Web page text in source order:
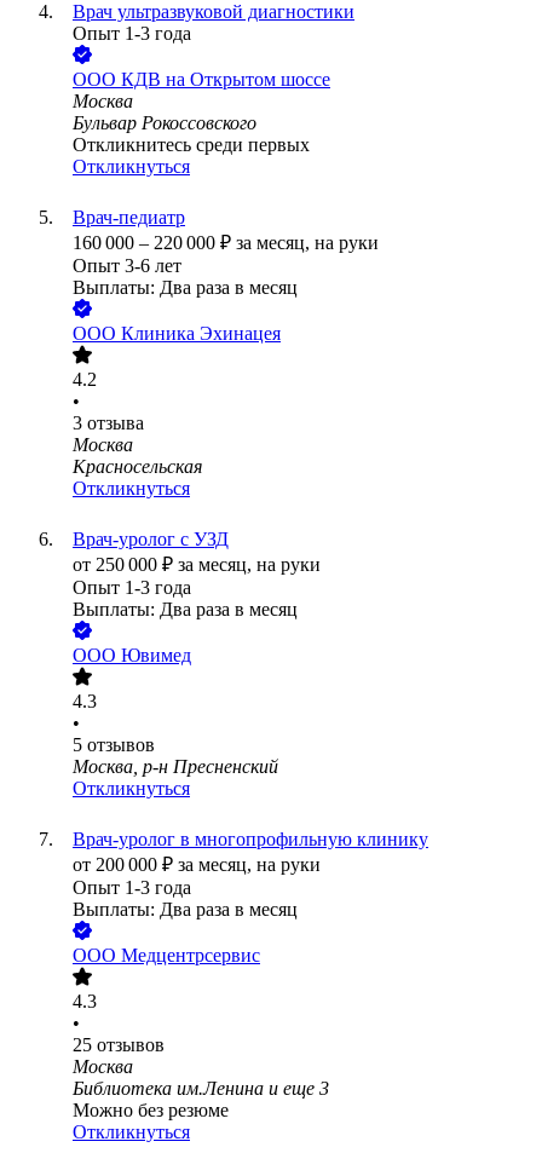
Врач ультразвуковой диагностики
Опыт 1-3 года
ООО КДВ на Открытом шоссе
Москва
Бульвар Рокоссовского
Откликнитесь среди первых
Откликнуться
Врач-педиатр
160 000 – 220 000 ₽ за месяц, на руки
Опыт 3-6 лет
Выплаты: Два раза в месяц
ООО Клиника Эхинацея
4.2
•
3 отзыва
Москва
Красносельская
Откликнуться
Врач-уролог с УЗД
от 250 000 ₽ за месяц, на руки
Опыт 1-3 года
Выплаты: Два раза в месяц
ООО Ювимед
4.3
•
5 отзывов
Москва, р-н Пресненский
Откликнуться
Врач-уролог в многопрофильную клинику
от 200 000 ₽ за месяц, на руки
Опыт 1-3 года
Выплаты: Два раза в месяц
ООО Медцентрсервис
4.3
•
25 отзывов
Москва
Библиотека им.Ленина и еще 3
Можно без резюме
Откликнуться